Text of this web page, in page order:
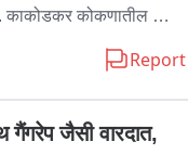
काकोडकर कोकणातील
– डॉ. काकोडकर जैतापूर
फ्रेंच तंत्रज्ञानाची किंमत
तंत्रज्ञानाचा परीक्षा
Report
गैंगरेप जैसी वारदात,